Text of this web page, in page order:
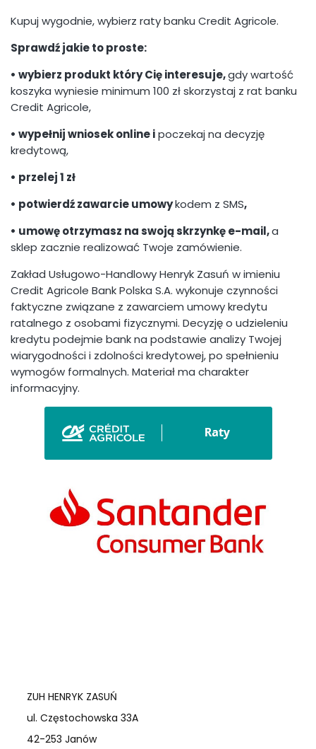
Kupuj wygodnie, wybierz raty banku Credit Agricole.
Sprawdź jakie to proste:
• wybierz produkt który Cię interesuje,gdy wartość
koszyka wyniesie minimum 100 zł skorzystaj z rat banku
Credit Agricole,
• wypełnij wniosek online ipoczekaj na decyzję
kredytową,
• przelej 1 zł
• potwierdź zawarcie umowykodem z SMS,
• umowę otrzymasz na swoją skrzynkę e-mail,a
sklep zacznie realizować Twoje zamówienie.
Zakład Usługowo-Handlowy Henryk Zasuń w imieniu
Credit Agricole Bank Polska S.A. wykonuje czynności
faktyczne związane z zawarciem umowy kredytu
ratalnego z osobami fizycznymi. Decyzję o udzieleniu
kredytu podejmie bank na podstawie analizy Twojej
wiarygodności i zdolności kredytowej, po spełnieniu
wymogów formalnych. Materiał ma charakter
informacyjny.
ZUH HENRYK ZASUŃ
ul. Częstochowska 33A
42-253 Janów